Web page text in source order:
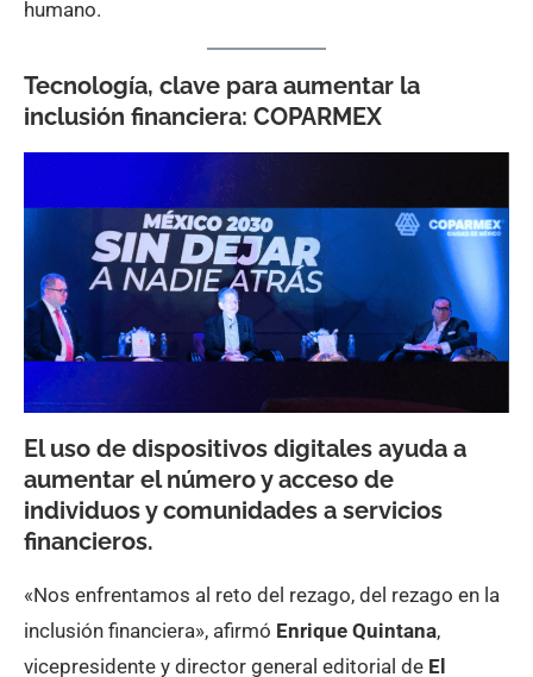
humano.
Tecnología, clave para aumentar la
inclusión financiera: COPARMEX
El uso de dispositivos digitales ayuda a
aumentar el número y acceso de
individuos y comunidades a servicios
financieros.
«Nos enfrentamos al reto del rezago, del rezago en la
inclusión financiera», afirmó Enrique Quintana,
vicepresidente y director general editorial de El